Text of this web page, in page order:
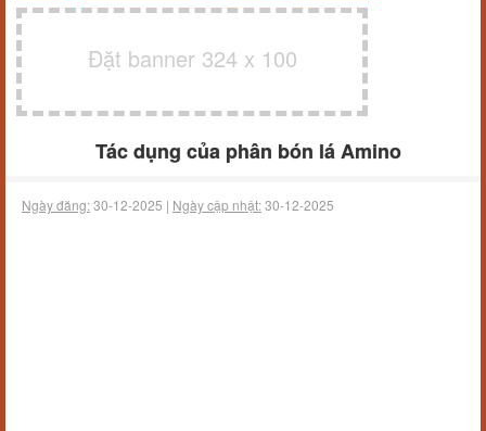
Đặt banner 324 x 100
Tác dụng của phân bón lá Amino
Ngày đăng:30-12-2025 | Ngày cập nhật:30-12-2025